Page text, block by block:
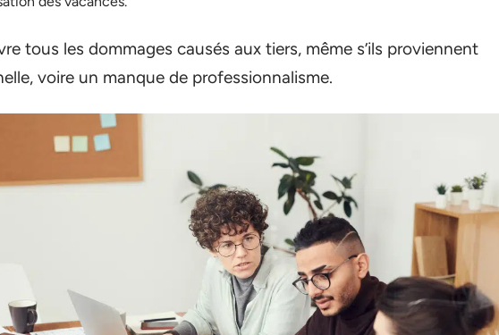
tous les dommages causés aux tiers, même s’ils proviennent
voire un manque de professionnalisme.